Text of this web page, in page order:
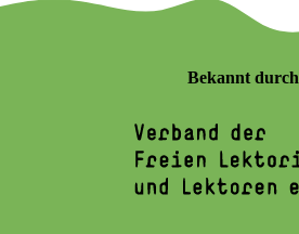
Bekannt durch